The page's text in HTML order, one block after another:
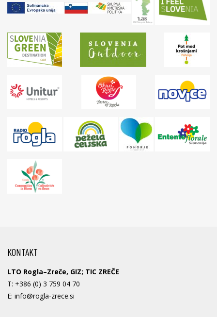
KONTAKT
LTO Rogla–Zreče, GIZ; TIC ZREČE
T: +386 (0) 3 759 04 70
E: info@rogla-zrece.si